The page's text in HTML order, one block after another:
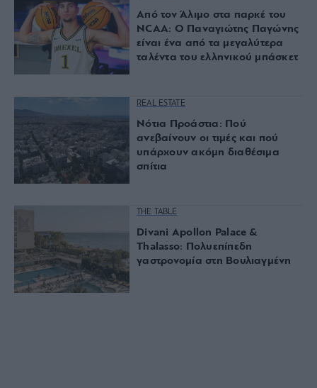
Από τον Άλιμο στα παρκέ του
NCAA: Ο Παναγιώτης Παγώνης
είναι ένα από τα μεγαλύτερα
ταλέντα του ελληνικού μπάσκετ
REAL ESTATE
Νότια Προάστια: Πού
ανεβαίνουν οι τιμές και πού
υπάρχουν ακόμη διαθέσιμα
σπίτια
THE TABLE
Divani Apollon Palace &
Thalasso: Πολυεπίπεδη
γαστρονομία στη Βουλιαγμένη